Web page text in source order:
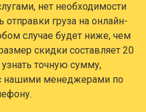
нет необходимости
отправки груза на онлайн-
случае будет ниже, чем
скидки составляет 20
точную сумму,
нашими менеджерами по